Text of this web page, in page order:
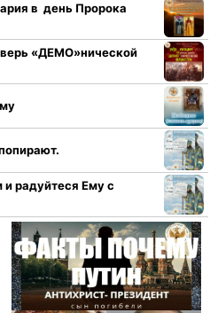
в день Пророка
«ДЕМО»нической
и радуйтеся Ему с